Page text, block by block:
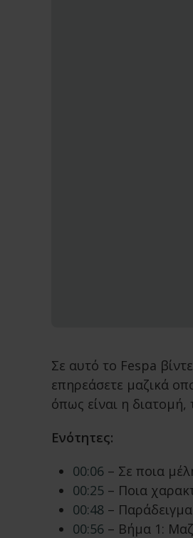
Σε αυτό το Fespa
επηρεάσετε μαζικά
όπως είναι η
Ενότητες:
00:06 – Σε ποια
00:25 – Ποια
00:48 –
00:56 – Βήμα 1: